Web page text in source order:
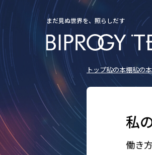
まだ見ぬ世界を、照らしだす
トップ私の本棚私の
私
働き